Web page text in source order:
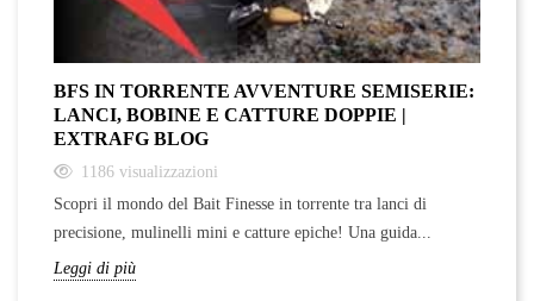
BFS IN TORRENTE AVVENTURE SEMISERIE:
LANCI, BOBINE E CATTURE DOPPIE |
EXTRAFG BLOG
1186 visualizzazioni
Scopri il mondo del Bait Finesse in torrente tra lanci di
precisione, mulinelli mini e catture epiche! Una guida...
Leggi di più